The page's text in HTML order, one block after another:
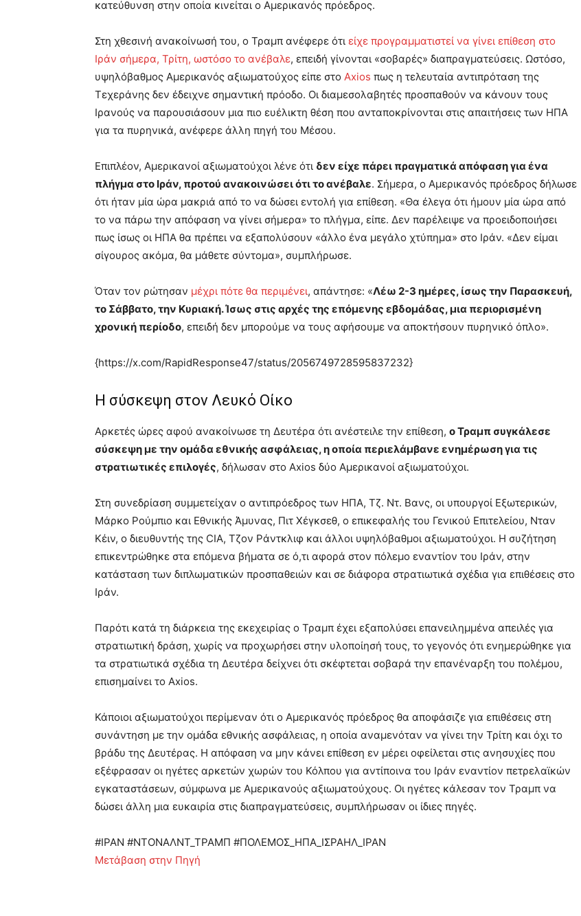
κατεύθυνση στην οποία κινείται ο Αμερικανός πρόεδρος.
Στη χθεσινή ανακοίνωσή του, ο Τραμπ ανέφερε ότι είχε προγραμματιστεί να γίνει επίθεση στο
Ιράν σήμερα, Τρίτη, ωστόσο το ανέβαλε, επειδή γίνονται «σοβαρές» διαπραγματεύσεις. Ωστόσο,
υψηλόβαθμος Αμερικανός αξιωματούχος είπε στο Axios πως η τελευταία αντιπρόταση της
Τεχεράνης δεν έδειχνε σημαντική πρόοδο. Οι διαμεσολαβητές προσπαθούν να κάνουν τους
Ιρανούς να παρουσιάσουν μια πιο ευέλικτη θέση που ανταποκρίνονται στις απαιτήσεις των ΗΠΑ
για τα πυρηνικά, ανέφερε άλλη πηγή του Μέσου.
Επιπλέον, Αμερικανοί αξιωματούχοι λένε ότι δεν είχε πάρει πραγματικά απόφαση για ένα
πλήγμα στο Ιράν, προτού ανακοινώσει ότι το ανέβαλε. Σήμερα, ο Αμερικανός πρόεδρος δήλωσε
ότι ήταν μία ώρα μακριά από το να δώσει εντολή για επίθεση. «Θα έλεγα ότι ήμουν μία ώρα από
το να πάρω την απόφαση να γίνει σήμερα» το πλήγμα, είπε. Δεν παρέλειψε να προειδοποιήσει
πως ίσως οι ΗΠΑ θα πρέπει να εξαπολύσουν «άλλο ένα μεγάλο χτύπημα» στο Ιράν. «Δεν είμαι
σίγουρος ακόμα, θα μάθετε σύντομα», συμπλήρωσε.
Όταν τον ρώτησαν μέχρι πότε θα περιμένει, απάντησε: «Λέω 2-3 ημέρες, ίσως την Παρασκευή,
το Σάββατο, την Κυριακή. Ίσως στις αρχές της επόμενης εβδομάδας, μια περιορισμένη
χρονική περίοδο, επειδή δεν μπορούμε να τους αφήσουμε να αποκτήσουν πυρηνικό όπλο».
{https://x.com/RapidResponse47/status/2056749728595837232}
Η σύσκεψη στον Λευκό Οίκο
Αρκετές ώρες αφού ανακοίνωσε τη Δευτέρα ότι ανέστειλε την επίθεση, ο Τραμπ συγκάλεσε
σύσκεψη με την ομάδα εθνικής ασφάλειας, η οποία περιελάμβανε ενημέρωση για τις
στρατιωτικές επιλογές, δήλωσαν στο Axios δύο Αμερικανοί αξιωματούχοι.
Στη συνεδρίαση συμμετείχαν ο αντιπρόεδρος των ΗΠΑ, Τζ. Ντ. Βανς, οι υπουργοί Εξωτερικών,
Μάρκο Ρούμπιο και Εθνικής Άμυνας, Πιτ Χέγκσεθ, ο επικεφαλής του Γενικού Επιτελείου, Νταν
Κέιν, ο διευθυντής της CIA, Τζον Ράντκλιφ και άλλοι υψηλόβαθμοι αξιωματούχοι. Η συζήτηση
επικεντρώθηκε στα επόμενα βήματα σε ό,τι αφορά στον πόλεμο εναντίον του Ιράν, στην
κατάσταση των διπλωματικών προσπαθειών και σε διάφορα στρατιωτικά σχέδια για επιθέσεις στο
Ιράν.
Παρότι κατά τη διάρκεια της εκεχειρίας ο Τραμπ έχει εξαπολύσει επανειλημμένα απειλές για
στρατιωτική δράση, χωρίς να προχωρήσει στην υλοποίησή τους, το γεγονός ότι ενημερώθηκε για
τα στρατιωτικά σχέδια τη Δευτέρα δείχνει ότι σκέφτεται σοβαρά την επανέναρξη του πολέμου,
επισημαίνει το Axios.
Κάποιοι αξιωματούχοι περίμεναν ότι ο Αμερικανός πρόεδρος θα αποφάσιζε για επιθέσεις στη
συνάντηση με την ομάδα εθνικής ασφάλειας, η οποία αναμενόταν να γίνει την Τρίτη και όχι το
βράδυ της Δευτέρας. Η απόφαση να μην κάνει επίθεση εν μέρει οφείλεται στις ανησυχίες που
εξέφρασαν οι ηγέτες αρκετών χωρών του Κόλπου για αντίποινα του Ιράν εναντίον πετρελαϊκών
εγκαταστάσεων, σύμφωνα με Αμερικανούς αξιωματούχους. Οι ηγέτες κάλεσαν τον Τραμπ να
δώσει άλλη μια ευκαιρία στις διαπραγματεύσεις, συμπλήρωσαν οι ίδιες πηγές.
#ΙΡΑΝ #ΝΤΟΝΑΛΝΤ_ΤΡΑΜΠ #ΠΟΛΕΜΟΣ_ΗΠΑ_ΙΣΡΑΗΛ_ΙΡΑΝ
Μετάβαση στην Πηγή